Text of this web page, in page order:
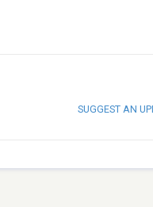
SUGGEST AN